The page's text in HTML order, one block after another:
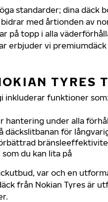
standarder; dina däck
med årtionden av
på topp i alla
erbjuder vi
TYRES
inkluderar funktioner
hantering under alla
däckslitbanan för
som du kan lita på
var och en
från Nokian Tyres är